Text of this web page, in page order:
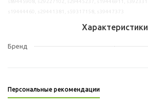
Характеристики
Бренд
Персональные рекомендации